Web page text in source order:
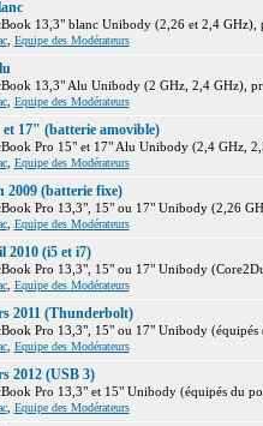
13,3" blanc Unibody (2,26 et 2,4 GHz),
, Equipe des Modérateurs
13,3" Alu Unibody (2 GHz, 2,4 GHz),
, Equipe des Modérateurs
17" (batterie amovible)
Pro 15" et 17" Alu Unibody (2,4 GHz,
, Equipe des Modérateurs
2009 (batterie fixe)
Pro 13,3", 15" ou 17" Unibody (2,26
, Equipe des Modérateurs
2010 (i5 et i7)
Pro 13,3", 15" ou 17" Unibody
, Equipe des Modérateurs
2011 (Thunderbolt)
Pro 13,3", 15" ou 17" Unibody
, Equipe des Modérateurs
2012 (USB 3)
Pro 13,3" et 15" Unibody (équipés du
, Equipe des Modérateurs